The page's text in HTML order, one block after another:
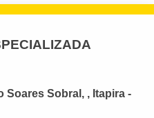
Soares Sobral, , Itapira -